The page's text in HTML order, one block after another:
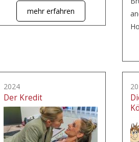
mehr erfahren
2024
Der Kredit